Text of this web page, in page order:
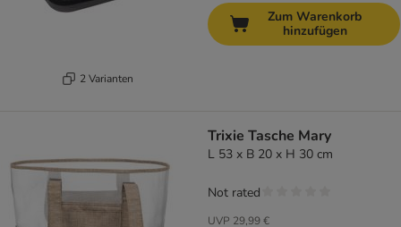
2 Varianten
Zum Warenkorb
hinzufügen
Trixie Tasche Mary
L 53 x B 20 x H 30 cm
UVP 29,99 €
Not rated